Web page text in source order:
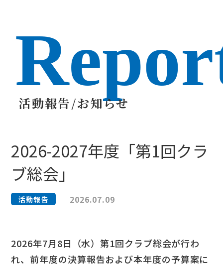
活動報告/お知らせ
2026-2027年度「第1回クラ
ブ総会」
活動報告 2026.07.09
2026年7月8日（水）第1回クラブ総会が行わ
れ、前年度の決算報告および本年度の予算案に